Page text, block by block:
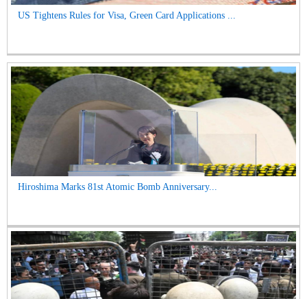
US Tightens Rules for Visa, Green Card Applications ...
Hiroshima Marks 81st Atomic Bomb Anniversary...